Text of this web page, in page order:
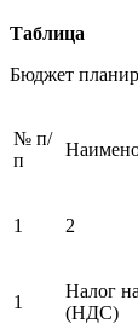
Таблица
Бюджет
№ п/
п
1 2
1
Налог
(НДС)